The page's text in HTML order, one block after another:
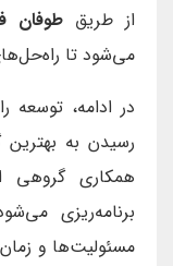
از طریقطوفان
می‌شود تا
در ادامه، توسعه
رسیدن به بهترین
همکاری گروهی
برنامه‌ریزی
مسئولیت‌ها و